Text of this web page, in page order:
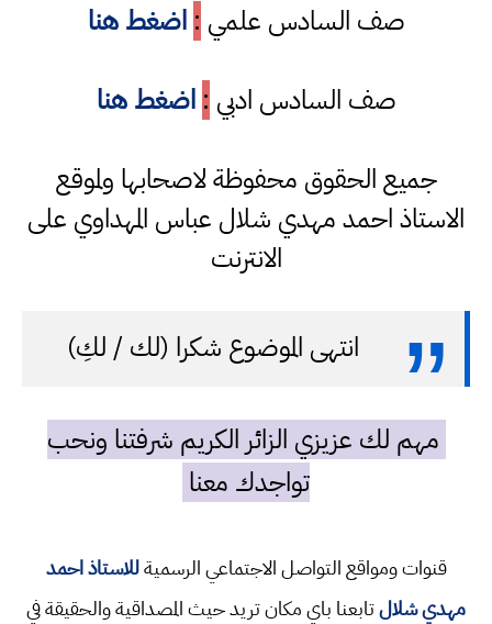
صف السادس علمي : اضغط هنا
صف السادس ادبي : اضغط هنا
جميع الحقوق محفوظة لاصحابها ولموقع
الاستاذ احمد مهدي شلال عباس المهداوي على
الانترنت
انتهى الموضوع شكرا (لك / لكِ)
مهم لك عزيزي الزائر الكريم شرفتنا ونحب
تواجدك معنا
قنوات ومواقع التواصل الاجتماعي الرسميةللاستاذ احمد
مهدي شلالتابعنا باي مكان تريد حيث المصداقية والحقيقة في